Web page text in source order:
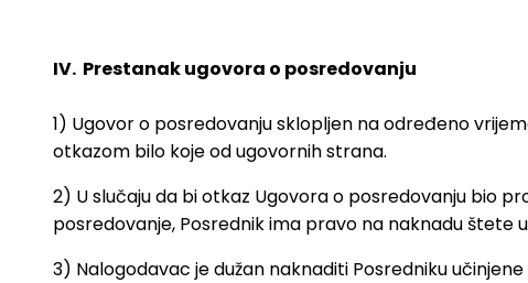
IV. Prestanak ugovora o posredovanju
1) Ugovor o posredovanju sklopljen na određeno
otkazom bilo koje od ugovornih strana.
2) U slučaju da bi otkaz Ugovora o posredovanju bio
posredovanje, Posrednik ima pravo na naknadu štete
3) Nalogodavac je dužan naknaditi Posredniku